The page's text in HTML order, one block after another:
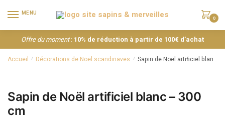
MENU
0
Offre du moment: 10% de réduction à partir de 100€ d’achat
Accueil / Décorations de Noël scandinaves / Sapin de Noël artificiel blanc – 300 cm
Sapin de Noël artificiel blanc – 300
cm